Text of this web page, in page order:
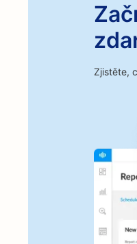
Zjistěte,